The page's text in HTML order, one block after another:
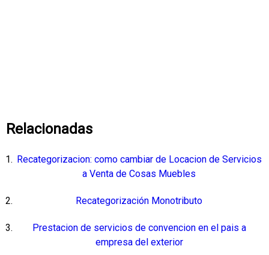
Relacionadas
Recategorizacion: como cambiar de Locacion de Servicios
a Venta de Cosas Muebles
Recategorización Monotributo
Prestacion de servicios de convencion en el pais a
empresa del exterior